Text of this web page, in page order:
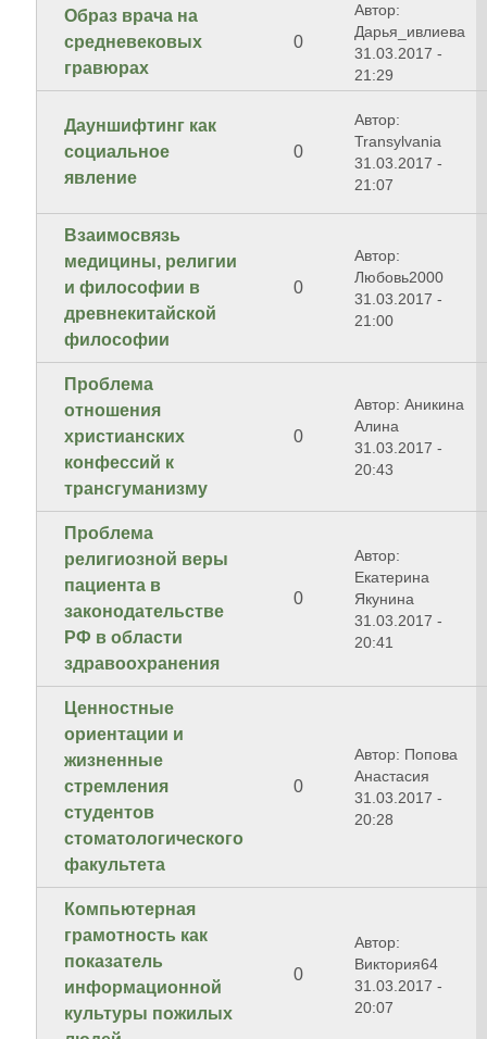
Образ врача на
средневековых
гравюрах
0
Автор:
Дарья_ивлиева
31.03.2017 -
21:29
Дауншифтинг как
социальное
явление
0
Автор:
Transylvania
31.03.2017 -
21:07
Взаимосвязь
медицины, религии
и философии в
древнекитайской
философии
0
Автор:
Любовь2000
31.03.2017 -
21:00
Проблема
отношения
христианских
конфессий к
трансгуманизму
0
Автор: Аникина
Алина
31.03.2017 -
20:43
Проблема
религиозной веры
пациента в
законодательстве
РФ в области
здравоохранения
0
Автор:
Екатерина
Якунина
31.03.2017 -
20:41
Ценностные
ориентации и
жизненные
стремления
студентов
стоматологического
факультета
0
Автор: Попова
Анастасия
31.03.2017 -
20:28
Компьютерная
грамотность как
показатель
информационной
культуры пожилых
0
Автор:
Виктория64
31.03.2017 -
20:07